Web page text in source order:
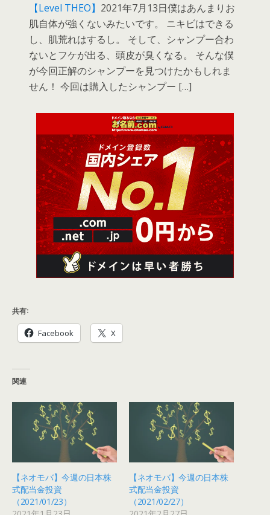
【Level THEO】 2021年7月13日僕はあんまりお
肌自体が強くないみたいです。 ニキビはできる
し、肌荒れはするし。 そして、シャンプー合わ
ないとフケが出る、頭皮が臭くなる。 そんな僕
が今回正解のシャンプーを見つけたかもしれま
せん！ 今回は購入したシャンプー […]
共有:
Facebook X
関連
【ネオモバ】今週の日本株
式配当金投資
（2021/01/23）
【ネオモバ】今週の日本株
式配当金投資
（2021/02/27）